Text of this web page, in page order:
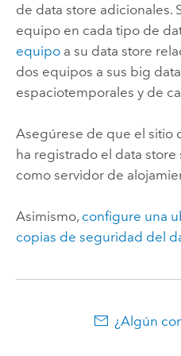
de data store adicionales.
equipo en cada tipo de
equipoa su data store
dos equipos a sus big
espaciotemporales y de
Asegúrese de que el sitio
ha registrado el data
como servidor de
Asimismo, configure una
copias de seguridad del
¿Algún